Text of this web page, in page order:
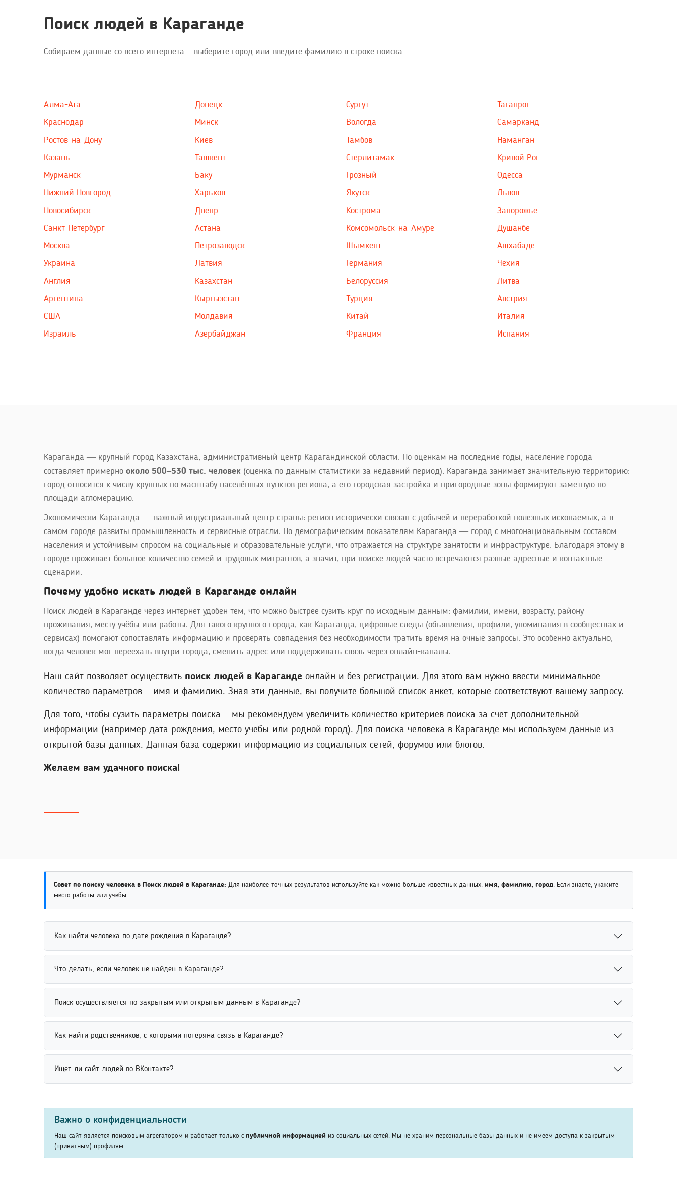
Поиск людей в Караганде
Собираем данные со всего интернета – выберите город или введите фамилию в строке поиска
Алма-Ата
Краснодар
Ростов-на-Дону
Казань
Мурманск
Нижний Новгород
Новосибирск
Санкт-Петербург
Москва
Донецк
Минск
Киев
Ташкент
Баку
Харьков
Днепр
Астана
Петрозаводск
Сургут
Вологда
Тамбов
Стерлитамак
Грозный
Якутск
Кострома
Комсомольск-на-Амуре
Шымкент
Таганрог
Самарканд
Наманган
Кривой Рог
Одесса
Львов
Запорожье
Душанбе
Ашхабаде
Украина
Англия
Аргентина
США
Израиль
Латвия
Казахстан
Кыргызстан
Молдавия
Азербайджан
Германия
Белоруссия
Турция
Китай
Франция
Чехия
Литва
Австрия
Италия
Испания
Караганда — крупный город Казахстана, административный центр Карагандинской области. По оценкам на последние годы, население города
составляет примерно около 500–530 тыс. человек (оценка по данным статистики за недавний период). Караганда занимает значительную территорию:
город относится к числу крупных по масштабу населённых пунктов региона, а его городская застройка и пригородные зоны формируют заметную по
площади агломерацию.
Экономически Караганда — важный индустриальный центр страны: регион исторически связан с добычей и переработкой полезных ископаемых, а в
самом городе развиты промышленность и сервисные отрасли. По демографическим показателям Караганда — город с многонациональным составом
населения и устойчивым спросом на социальные и образовательные услуги, что отражается на структуре занятости и инфраструктуре. Благодаря этому в
городе проживает большое количество семей и трудовых мигрантов, а значит, при поиске людей часто встречаются разные адресные и контактные
сценарии.
Почему удобно искать людей в Караганде онлайн
Поиск людей в Караганде через интернет удобен тем, что можно быстрее сузить круг по исходным данным: фамилии, имени, возрасту, району
проживания, месту учёбы или работы. Для такого крупного города, как Караганда, цифровые следы (объявления, профили, упоминания в сообществах и
сервисах) помогают сопоставлять информацию и проверять совпадения без необходимости тратить время на очные запросы. Это особенно актуально,
когда человек мог переехать внутри города, сменить адрес или поддерживать связь через онлайн-каналы.
Наш сайт позволяет осуществить поиск людей в Караганде онлайн и без регистрации. Для этого вам нужно ввести минимальное
количество параметров – имя и фамилию. Зная эти данные, вы получите большой список анкет, которые соответствуют вашему запросу.
Для того, чтобы сузить параметры поиска – мы рекомендуем увеличить количество критериев поиска за счет дополнительной
информации (например дата рождения, место учебы или родной город). Для поиска человека в Караганде мы используем данные из
открытой базы данных. Данная база содержит информацию из социальных сетей, форумов или блогов.
Желаем вам удачного поиска!
Совет по поиску человека в Поиск людей в Караганде: Для наиболее точных результатов используйте как можно больше известных данных: имя, фамилию, город . Если знаете, укажите
место работы или учебы.
Как найти человека по дате рождения в Караганде?
Поиск человека по дате рождения выполняется через специальные онлайн-сервисы, социальные сети и открытые базы данных. Указание полной даты рождения
Что делать, если человек не найден в Караганде?
Если человек не найден, рекомендуется уточнить поисковый запрос и добавить дополнительные данные, например возраст, место учебы или работы. Также стоит
Поиск осуществляется по закрытым или открытым данным в Караганде?
Поиск людей осуществляется по открытым данным, размещенным в социальных сетях, справочниках и других публичных источниках информации. Сервис использует
Как найти родственников, с которыми потеряна связь в Караганде?
Найти родственников, с которыми потеряна связь, можно через социальные сети, базы данных и сервисы поиска людей. Для более точного результата рекомендуется
Ищет ли сайт людей во ВКонтакте?
учебы или другим сведениям. Использование дополнительных параметров повышает точность поиска и позволяет быстрее определить нужного человека.
Важно о конфиденциальности
Наш сайт является поисковым агрегатором и работает только с публичной информацией из социальных сетей. Мы не храним персональные базы данных и не имеем доступа к закрытым
(приватным) профилям.